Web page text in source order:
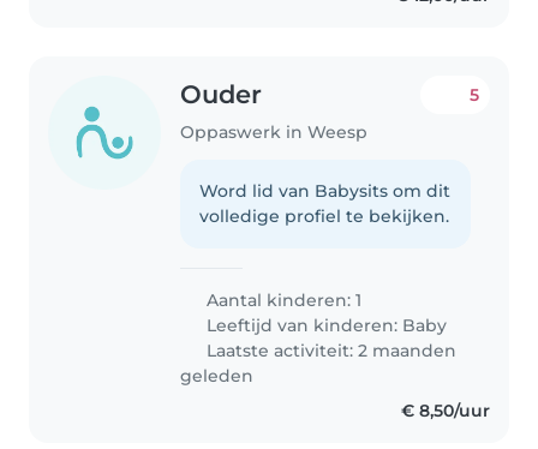
Ouder
Oppaswerk in Weesp
5
Word lid van Babysits om dit
volledige profiel te bekijken.
Aantal kinderen: 1
Leeftijd van kinderen: Baby
Laatste activiteit: 2 maanden
geleden
€ 8,50/uur